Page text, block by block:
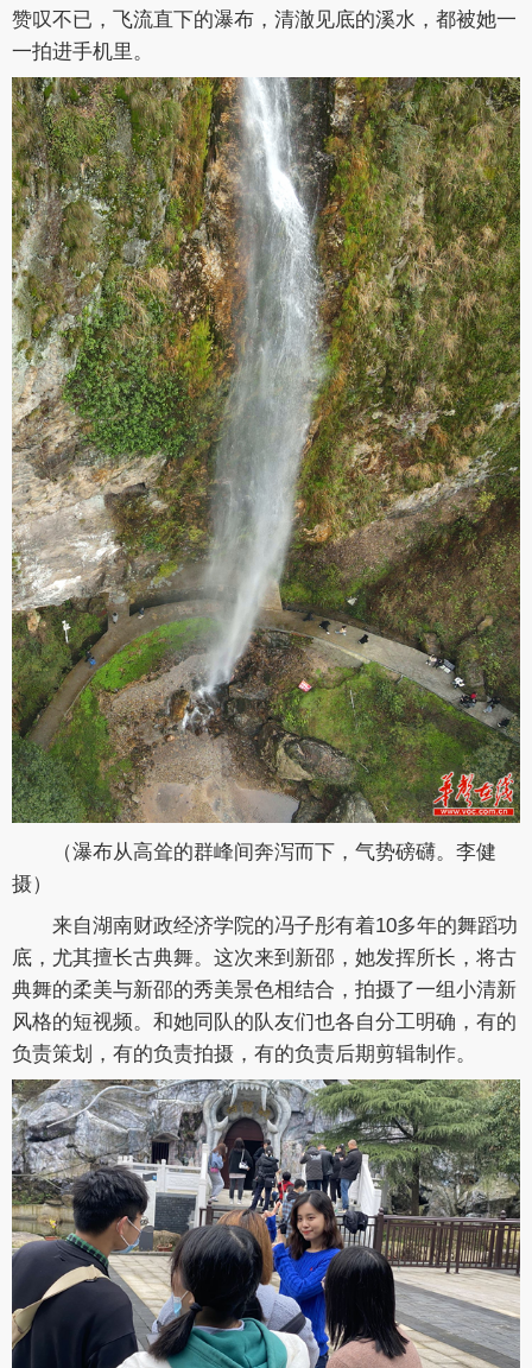
赞叹不已，飞流直下的瀑布，清澈见底的溪水，都被她一
一拍进手机里。
（瀑布从高耸的群峰间奔泻而下，气势磅礴。李健
摄）
来自湖南财政经济学院的冯子彤有着10多年的舞蹈功
底，尤其擅长古典舞。这次来到新邵，她发挥所长，将古
典舞的柔美与新邵的秀美景色相结合，拍摄了一组小清新
风格的短视频。和她同队的队友们也各自分工明确，有的
负责策划，有的负责拍摄，有的负责后期剪辑制作。